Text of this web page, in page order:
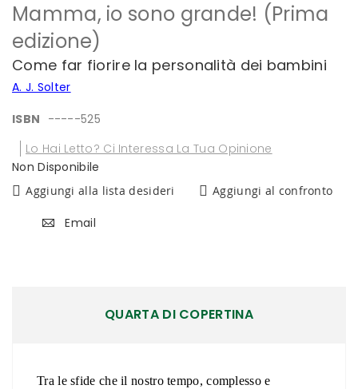
Mamma, io sono grande! (Prima
edizione)
Come far fiorire la personalità dei bambini
A. J. Solter
ISBN -----525
Lo Hai Letto? Ci Interessa La Tua Opinione
Non Disponibile
Aggiungi alla lista desideri Aggiungi al confronto
Email
all'inizio
galleria
di
QUARTA DI COPERTINA
Tra le sfide che il nostro tempo, complesso e